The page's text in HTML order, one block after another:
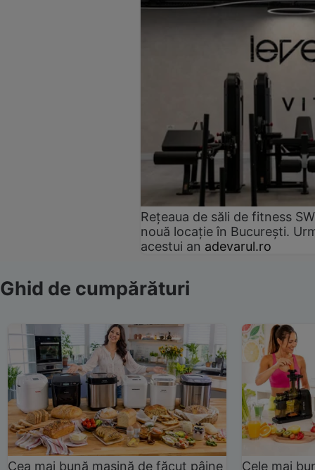
Rețeaua de săli de fitness
nouă locație în București.
acestui an adevarul.ro
Ghid de cumpărături
Cea mai bună mașină de făcut pâine
Cele mai